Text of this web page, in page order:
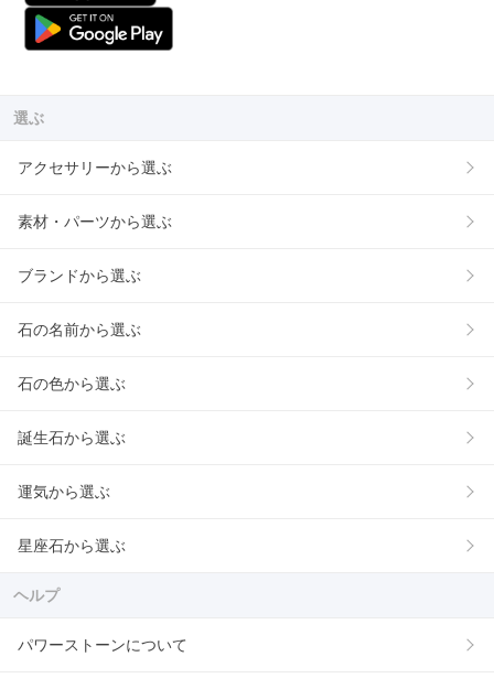
選ぶ
アクセサリーから選ぶ
素材・パーツから選ぶ
ブランドから選ぶ
石の名前から選ぶ
石の色から選ぶ
誕生石から選ぶ
運気から選ぶ
星座石から選ぶ
ヘルプ
パワーストーンについて